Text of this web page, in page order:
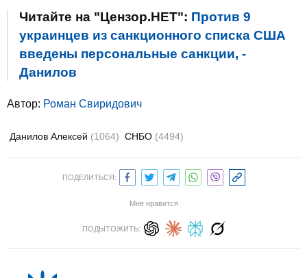
Читайте на "Цензор.НЕТ": Против 9
украинцев из санкционного списка США
введены персональные санкции, -
Данилов
Автор: Роман Свиридович
Данилов Алексей (1064) СНБО (4494)
ПОДЕЛИТЬСЯ:
Мне нравится
ПОДЫТОЖИТЬ: